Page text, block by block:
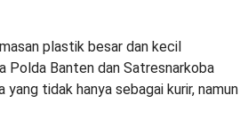
plastik besar dan kecil
Polda Banten dan Satresnarkoba
tidak hanya sebagai kurir, namun